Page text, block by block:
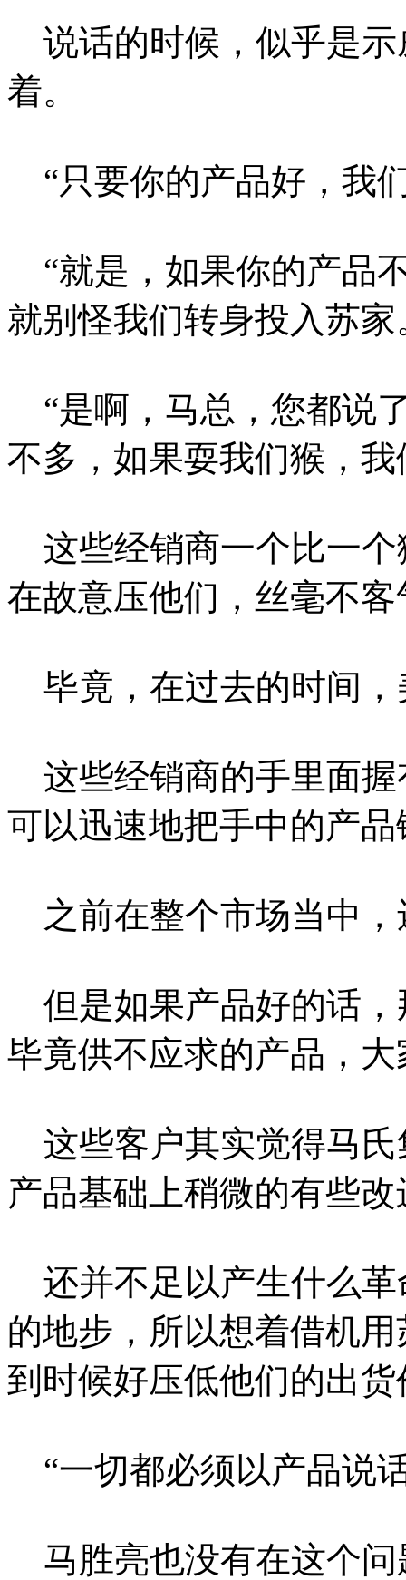
说话的时候，似乎是示
着。
“只要你的产品好，我
“就是，如果你的产品
就别怪我们转身投入苏
“是啊，马总，您都说
不多，如果耍我们猴，
这些经销商一个比一个
在故意压他们，丝毫不
毕竟，在过去的时间，
这些经销商的手里面握
可以迅速地把手中的产
之前在整个市场当中，
但是如果产品好的话，
毕竟供不应求的产品，
这些客户其实觉得马氏
产品基础上稍微的有些
还并不足以产生什么革
的地步，所以想着借机
到时候好压低他们的出货
“一切都必须以产品说
马胜亮也没有在这个问